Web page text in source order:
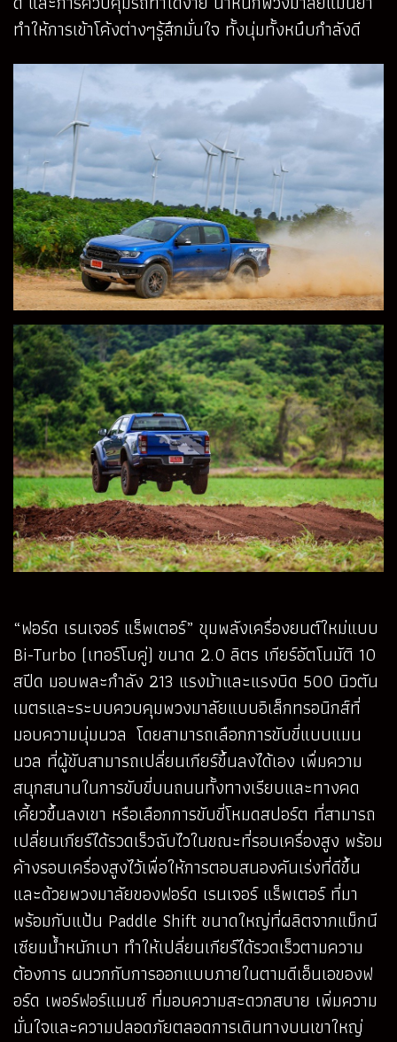
ทำให้การเข้าโค้งต่างๆรู้สึกมั่นใจ ทั้งนุ่มทั้งหนึบกำลังดี
“ฟอร์ด เรนเจอร์ แร็พเตอร์” ขุมพลังเครื่องยนต์ใหม่แบบ
Bi-Turbo (เทอร์โบคู่) ขนาด 2.0 ลิตร เกียร์อัตโนมัติ 10
สปีด มอบพละกำลัง 213 แรงม้าและแรงบิด 500 นิวตัน
เมตรและระบบควบคุมพวงมาลัยแบบอิเล็กทรอนิกส์ที่
มอบความนุ่มนวล โดยสามารถเลือกการขับขี่แบบแมน
นวล ที่ผู้ขับสามารถเปลี่ยนเกียร์ขึ้นลงได้เอง เพื่มความ
สนุกสนานในการขับขี่บนถนนทั้งทางเรียบและทางคด
เคี้ยวขึ้นลงเขา หรือเลือกการขับขี่โหมดสปอร์ต ที่สามารถ
เปลี่ยนเกียร์ได้รวดเร็วฉับไวในขณะที่รอบเครื่องสูง พร้อม
ค้างรอบเครื่องสูงไว้เพื่อให้การตอบสนองคันเร่งที่ดีขึ้น
และด้วยพวงมาลัยของฟอร์ด เรนเจอร์ แร็พเตอร์ ที่มา
พร้อมกับแป้น Paddle Shift ขนาดใหญ่ที่ผลิตจากแม็กนี
เซียมน้ำหนักเบา ทำให้เปลี่ยนเกียร์ได้รวดเร็วตามความ
ต้องการ ผนวกกับการออกแบบภายในตามดีเอ็นเอของฟ
อร์ด เพอร์ฟอร์แมนซ์ ที่มอบความสะดวกสบาย เพิ่มความ
มั่นใจและความปลอดภัยตลอดการเดินทางบนเขาใหญ่